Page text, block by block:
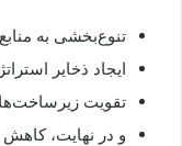
تنوع‌بخشی به
ایجاد ذخایر
تقویت
و در نهایت،